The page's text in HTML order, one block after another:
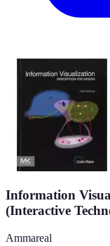
Information
(Interactive
Ammareal